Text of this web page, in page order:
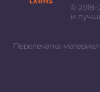
©
и
Перепечатка